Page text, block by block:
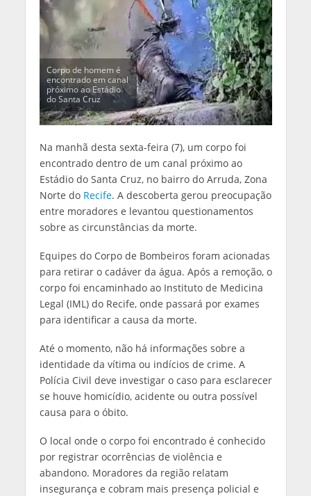
Corpo de homem é
encontrado em canal
próximo ao Estádio
do Santa Cruz
Na manhã desta sexta-feira (7), um corpo foi
encontrado dentro de um canal próximo ao
Estádio do Santa Cruz, no bairro do Arruda, Zona
Norte do Recife. A descoberta gerou preocupação
entre moradores e levantou questionamentos
sobre as circunstâncias da morte.
Equipes do Corpo de Bombeiros foram acionadas
para retirar o cadáver da água. Após a remoção, o
corpo foi encaminhado ao Instituto de Medicina
Legal (IML) do Recife, onde passará por exames
para identificar a causa da morte.
Até o momento, não há informações sobre a
identidade da vítima ou indícios de crime. A
Polícia Civil deve investigar o caso para esclarecer
se houve homicídio, acidente ou outra possível
causa para o óbito.
O local onde o corpo foi encontrado é conhecido
por registrar ocorrências de violência e
abandono. Moradores da região relatam
insegurança e cobram mais presença policial e